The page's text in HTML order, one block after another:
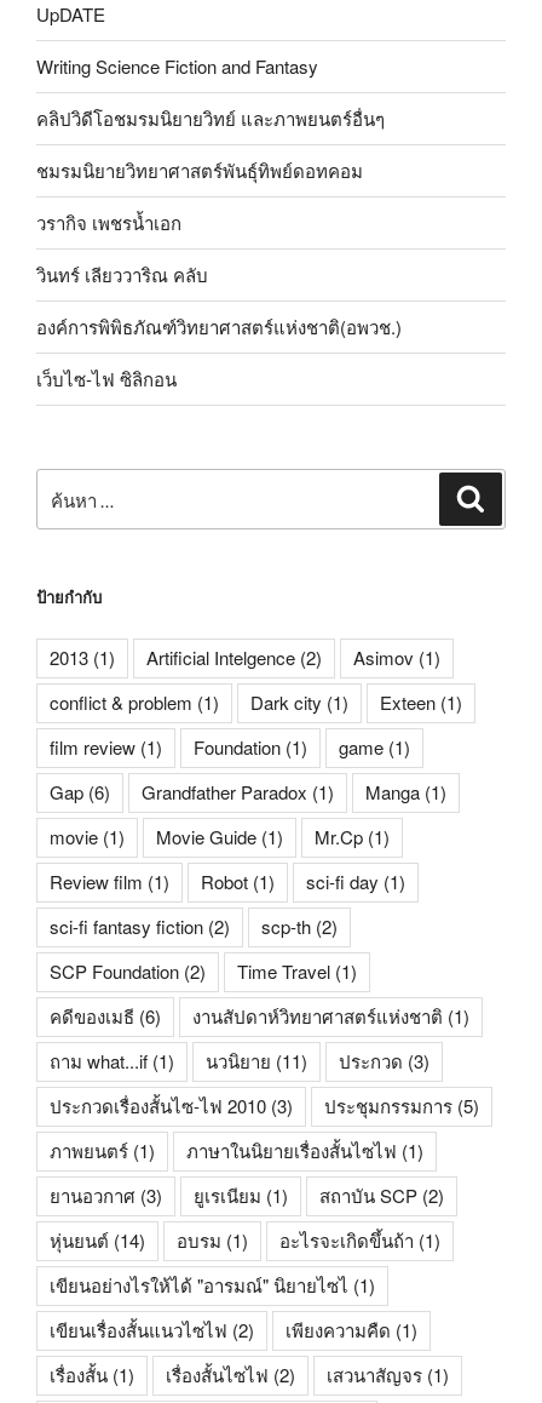
UpDATE
Writing Science Fiction and Fantasy
คลิปวิดีโอชมรมนิยายวิทย์ และภาพยนตร์อื่นๆ
ชมรมนิยายวิทยาศาสตร์พันธุ์ทิพย์ดอทคอม
วรากิจ เพชรน้ำเอก
วินทร์ เลียววาริณ คลับ
องค์การพิพิธภัณฑ์วิทยาศาสตร์แห่งชาติ(อพวช.)
เว็บไซ-ไฟ ซิลิกอน
ป้ายกำกับ
2013 (1) Artificial Intelgence (2) Asimov (1)
conflict & problem (1) Dark city (1) Exteen (1)
film review (1) Foundation (1) game (1)
Gap (6) Grandfather Paradox (1) Manga (1)
movie (1) Movie Guide (1) Mr.Cp (1)
Review film (1) Robot (1) sci-fi day (1)
sci-fi fantasy fiction (2) scp-th (2)
SCP Foundation (2) Time Travel (1)
คดีของเมธี (6) งานสัปดาห์วิทยาศาสตร์แห่งชาติ (1)
ถาม what...if (1) นวนิยาย (11) ประกวด (3)
ประกวดเรื่องสั้นไซ-ไฟ 2010 (3) ประชุมกรรมการ (5)
ภาพยนตร์ (1) ภาษาในนิยายเรื่องสั้นไซไฟ (1)
ยานอวกาศ (3) ยูเรเนียม (1) สถาบัน SCP (2)
หุ่นยนต์ (14) อบรม (1) อะไรจะเกิดขึ้นถ้า (1)
เขียนอย่างไรให้ได้ "อารมณ์" นิยายไซไ (1)
เขียนเรื่องสั้นแนวไซไฟ (2) เพียงความคืด (1)
เรื่องสั้น (1) เรื่องสั้นไซไฟ (2) เสวนาสัญจร (1)